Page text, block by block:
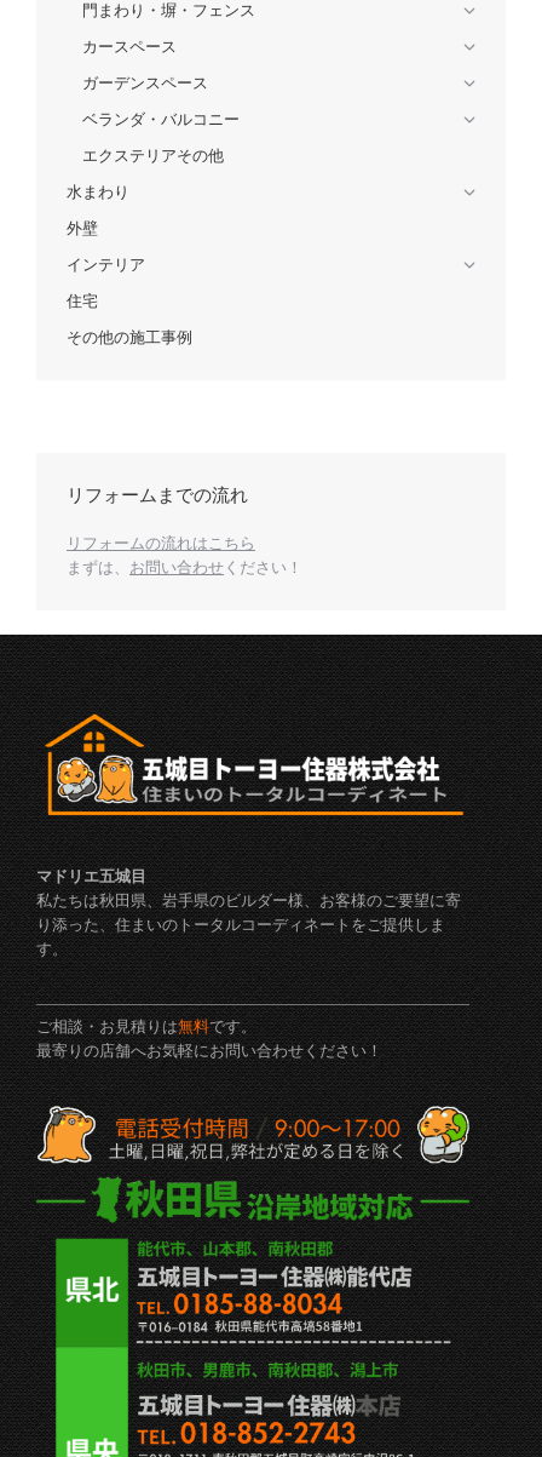
門まわり・塀・フェンス
カースペース
ガーデンスペース
ベランダ・バルコニー
エクステリアその他
水まわり
外壁
インテリア
住宅
その他の施工事例
リフォームまでの流れ
リフォームの流れはこちら
まずは、 お問い合わせ ください！
マドリエ五城目
私たちは秋田県、岩手県のビルダー様、お客様のご要望に寄
り添った、住まいのトータルコーディネートをご提供しま
す。
ご相談・お見積りは無料です。
最寄りの店舗へお気軽にお問い合わせください！